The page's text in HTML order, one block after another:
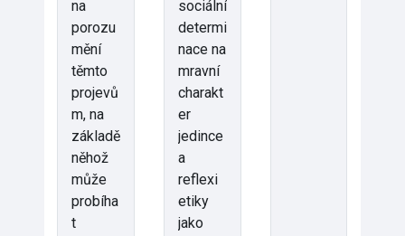
na
porozu
mění
těmto
projevů
m, na
základě
něhož
může
probíha
t
sociální
determi
nace na
mravní
charakt
er
jedince
a
reflexi
etiky
jako